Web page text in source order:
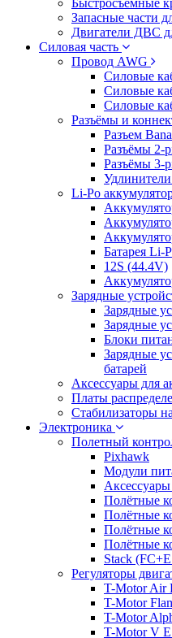
Быстросъёмные
Запасные части
Двигатели ДВС
Силовая часть
Провод AWG
Силовые
Силовые
Силовые
Разъёмы и
Разъем
Разъёмы 2-
Разъёмы 3-
Удлинители
Li-Po
Батарея Li-
12S (44.4V)
Зарядные
Зарядные
Зарядные
Блоки
Зарядные
батарей
Аксессуары для
Платы
Стабилизаторы
Электроника
Полетный
Pixhawk
Модули
Полётные
Полётные
Полётные
Полётные
Stack
Регуляторы
T-Motor Air
T-Motor
T-Motor
T-Motor V